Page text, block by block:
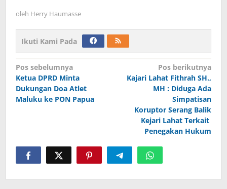
oleh Herry Haumasse
Ikuti Kami Pada
Navigasi
pos
Pos sebelumnya
Ketua DPRD Minta
Dukungan Doa Atlet
Maluku ke PON Papua
Pos berikutnya
Kajari Lahat Fithrah SH.,
MH : Diduga Ada
Simpatisan
Koruptor Serang Balik
Kejari Lahat Terkait
Penegakan Hukum